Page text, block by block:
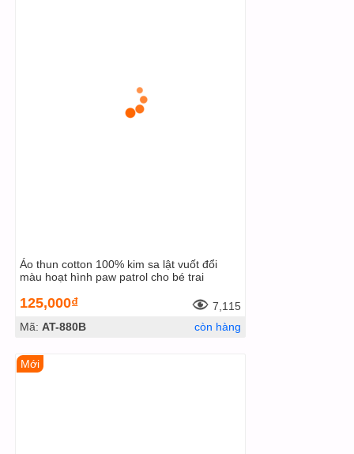
Áo thun cotton 100% kim sa lật vuốt đổi
màu hoạt hình paw patrol cho bé trai
125,000₫
7,115
Mã: AT-880B còn hàng
Mới